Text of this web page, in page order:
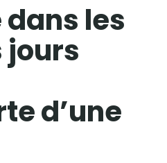
les
d’une